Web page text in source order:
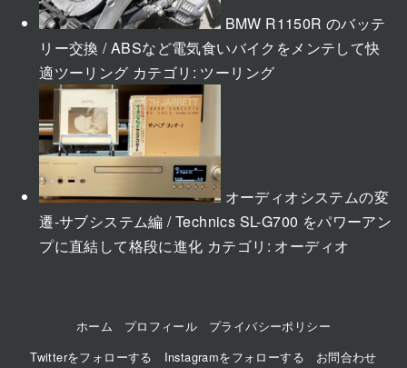
BMW R1150R のバッテ
リー交換 / ABSなど電気食いバイクをメンテして快
適ツーリング カテゴリ: ツーリング
オーディオシステムの変
遷-サブシステム編 / Technics SL-G700 をパワーアン
プに直結して格段に進化 カテゴリ: オーディオ
ホーム プロフィール
プライバシーポリシー
Twitterをフォローする
Instagramをフォローする お問合わせ